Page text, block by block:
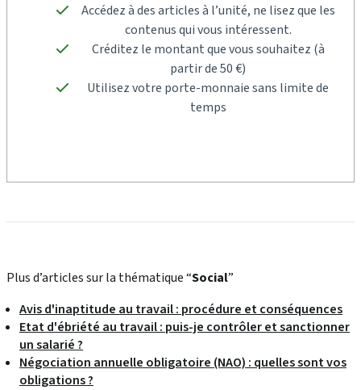
Accédez à des articles à l’unité, ne lisez que les
contenus qui vous intéressent.
Créditez le montant que vous souhaitez (à
partir de 50 €)
Utilisez votre porte-monnaie sans limite de
temps
Plus d’articles sur la thématique “Social”
Avis d'inaptitude au travail : procédure et conséquences
Etat d'ébriété au travail : puis-je contrôler et sanctionner
un salarié ?
Négociation annuelle obligatoire (NAO) : quelles sont vos
obligations ?